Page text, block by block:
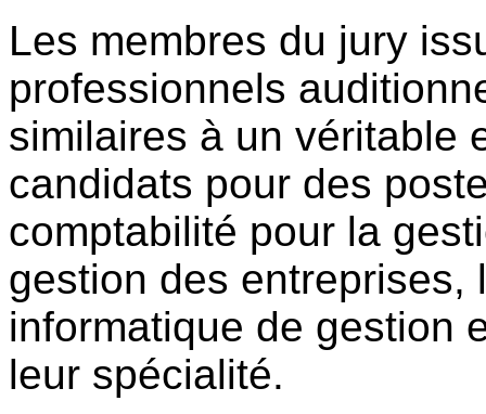
Les membres du jury
professionnels
similaires à un véritable
candidats pour des
comptabilité pour la
gestion des entreprises,
informatique de gestion
leur spécialité.